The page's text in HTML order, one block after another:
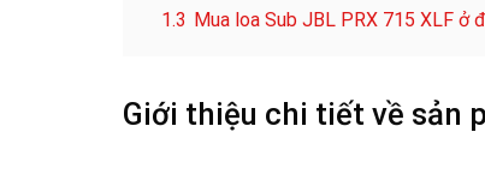
1.3 Mua loa Sub JBL PRX 715 XLF
Giới thiệu chi tiết về sản